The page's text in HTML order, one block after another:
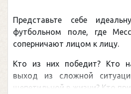
на
и
...
снайперским
принадлежит
Гретцки, — едва ли не
хоккейная тема